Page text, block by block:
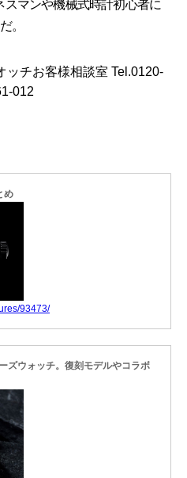
マンや機械式時計初心者に
。
ッチお客様相談室 Tel.0120-
012
め
93473/
ズウォッチ。復刻モデルやコラボ